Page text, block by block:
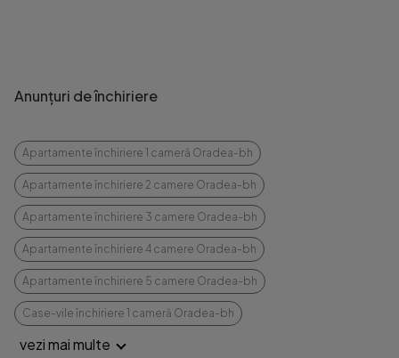
Anunțuri de închiriere
Apartamente închiriere 1 cameră Oradea-bh
Apartamente închiriere 2 camere Oradea-bh
Apartamente închiriere 3 camere Oradea-bh
Apartamente închiriere 4 camere Oradea-bh
Apartamente închiriere 5 camere Oradea-bh
Case-vile închiriere 1 cameră Oradea-bh
vezi mai multe